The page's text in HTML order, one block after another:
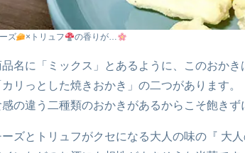
ズ ×トリュフ の香りが…
名に「ミックス」とあるように、このおか
リっとした焼きおかき」の二つがあります。
の違う二種類のおかきがあるからこそ飽きず
ズとトリュフがクセになる大人の味の『 大